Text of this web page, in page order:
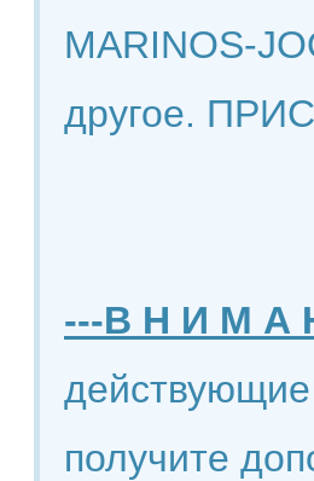
MARINOS-
другое.
---В Н И М А
действующие
получите